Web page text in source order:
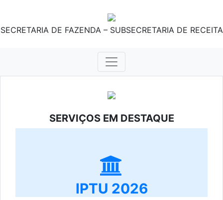
SECRETARIA DE FAZENDA – SUBSECRETARIA DE RECEITA
SERVIÇOS EM DESTAQUE
IPTU 2026